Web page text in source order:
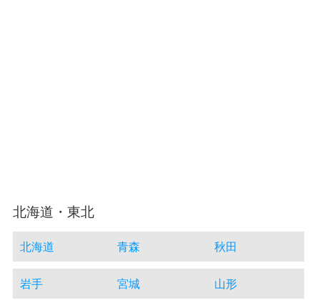
北海道・東北
北海道 青森 秋田
岩手 宮城 山形